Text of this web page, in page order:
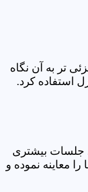
تر به آن نگاه
استفاده کرد.
جلسات بیشتری
معاینه نموده و